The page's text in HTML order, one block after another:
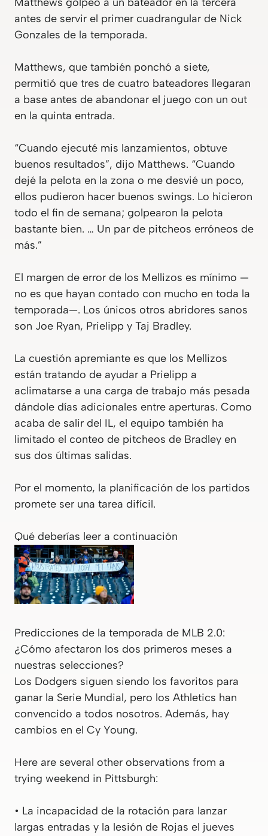
antes de servir el primer cuadrangular de Nick
Gonzales de la temporada.
Matthews, que también ponchó a siete,
permitió que tres de cuatro bateadores llegaran
a base antes de abandonar el juego con un out
en la quinta entrada.
“Cuando ejecuté mis lanzamientos, obtuve
buenos resultados”, dijo Matthews. “Cuando
dejé la pelota en la zona o me desvié un poco,
ellos pudieron hacer buenos swings. Lo hicieron
todo el fin de semana; golpearon la pelota
bastante bien. … Un par de pitcheos erróneos de
más.”
El margen de error de los Mellizos es mínimo —
no es que hayan contado con mucho en toda la
temporada—. Los únicos otros abridores sanos
son Joe Ryan, Prielipp y Taj Bradley.
La cuestión apremiante es que los Mellizos
están tratando de ayudar a Prielipp a
aclimatarse a una carga de trabajo más pesada
dándole días adicionales entre aperturas. Como
acaba de salir del IL, el equipo también ha
limitado el conteo de pitcheos de Bradley en
sus dos últimas salidas.
Por el momento, la planificación de los partidos
promete ser una tarea difícil.
Qué deberías leer a continuación
Predicciones de la temporada de MLB 2.0:
¿Cómo afectaron los dos primeros meses a
nuestras selecciones?
Los Dodgers siguen siendo los favoritos para
ganar la Serie Mundial, pero los Athletics han
convencido a todos nosotros. Además, hay
cambios en el Cy Young.
Here are several other observations from a
trying weekend in Pittsburgh:
• La incapacidad de la rotación para lanzar
largas entradas y la lesión de Rojas el jueves